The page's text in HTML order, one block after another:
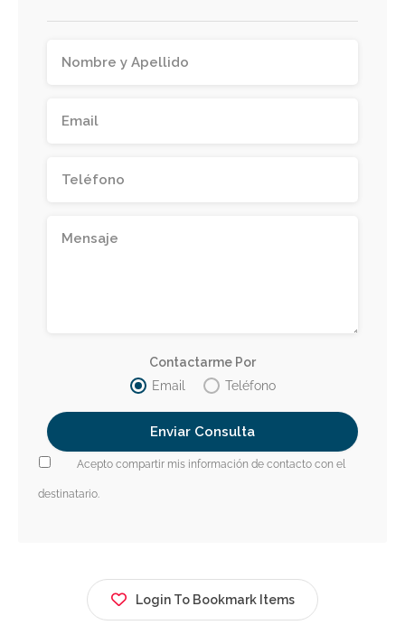
Contactarme Por
Email
Teléfono
Acepto compartir mis información de contacto con el
destinatario.
Login To Bookmark Items